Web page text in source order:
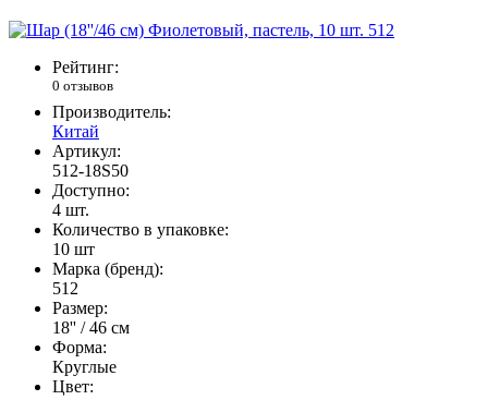
Рейтинг:
0 отзывов
Производитель:
Китай
Артикул:
512-18S50
Доступно:
4 шт.
Количество в упаковке:
10 шт
Марка (бренд):
512
Размер:
18'' / 46 см
Форма:
Круглые
Цвет: